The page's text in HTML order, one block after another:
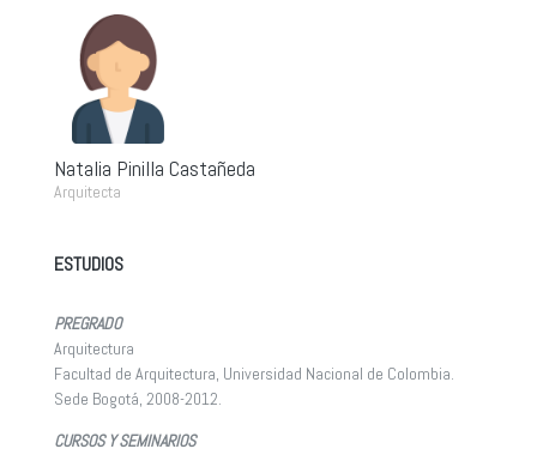
Natalia Pinilla Castañeda
Arquitecta
ESTUDIOS
PREGRADO
Arquitectura
Facultad de Arquitectura, Universidad Nacional de Colombia.
Sede Bogotá, 2008-2012.
CURSOS Y SEMINARIOS